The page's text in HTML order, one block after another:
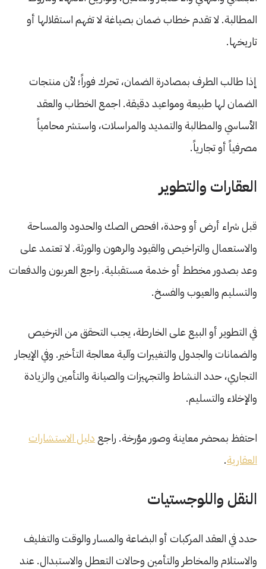
المطالبة. لا تقدم خطاب ضمان بصياغة لا تفهم استقلالها أو
تاريخها.
إذا طالب الطرف بمصادرة الضمان، تحرك فوراً؛ لأن منتجات
الضمان لها طبيعة ومواعيد دقيقة. اجمع الخطاب والعقد
الأساسي والمطالبة والتمديد والمراسلات، واستشر محامياً
مصرفياً أو تجارياً.
العقارات والتطوير
قبل شراء أرض أو وحدة، افحص الصك والحدود والمساحة
والاستعمال والتراخيص والقيود والرهون والورثة. لا تعتمد على
وعد بصدور مخطط أو خدمة مستقبلية. راجع العربون والدفعات
والتسليم والعيوب والفسخ.
في التطوير أو البيع على الخارطة، يجب التحقق من الترخيص
والضمانات والجدول والتغييرات وآلية معالجة التأخير. وفي الإيجار
التجاري، حدد النشاط والتجهيزات والصيانة والتأمين والزيادة
والإخلاء والتسليم.
احتفظ بمحضر معاينة وصور مؤرخة. راجع دليل الاستشارات
العقارية.
النقل واللوجستيات
حدد في العقد المركبات أو البضاعة والمسار والوقت والتغليف
والاستلام والمخاطر والتأمين وحالات التعطل والاستبدال. عند